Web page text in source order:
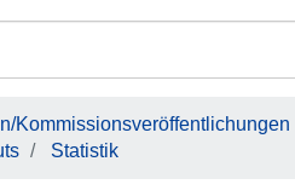
Kommissionsveröffentlichungen
Statistik